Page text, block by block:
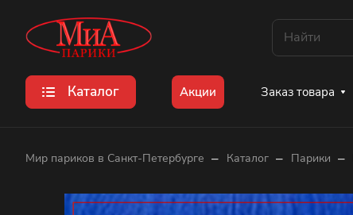
Каталог Акции Заказ товара
Мир париков в Санкт-Петербурге – Каталог – Парики –